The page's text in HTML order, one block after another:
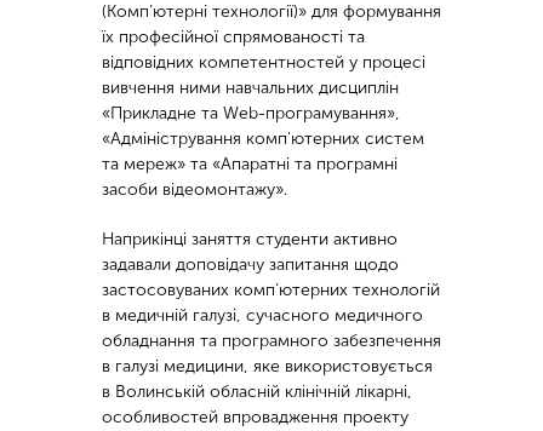
(Комп’ютерні технології)» для формування
їх професійної спрямованості та
відповідних компетентностей у процесі
вивчення ними навчальних дисциплін
«Прикладне та Web-програмування»,
«Адміністрування комп'ютерних систем
та мереж» та «Апаратні та програмні
засоби відеомонтажу».
Наприкінці заняття студенти активно
задавали доповідачу запитання щодо
застосовуваних комп’ютерних технологій
в медичній галузі, сучасного медичного
обладнання та програмного забезпечення
в галузі медицини, яке використовується
в Волинській обласній клінічній лікарні,
особливостей впровадження проекту